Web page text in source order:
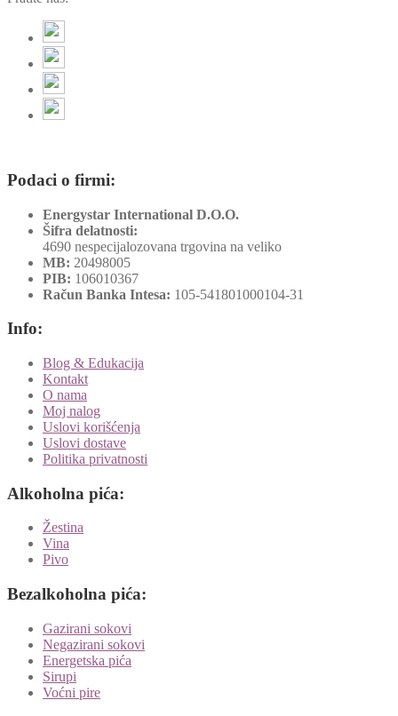
Podaci o firmi:
Energystar International D.O.O.
Šifra delatnosti:
4690 nespecijalozovana trgovina na veliko
MB: 20498005
PIB: 106010367
Račun Banka Intesa: 105-541801000104-31
Info:
Blog & Edukacija
Kontakt
O nama
Moj nalog
Uslovi korišćenja
Uslovi dostave
Politika privatnosti
Alkoholna pića:
Žestina
Vina
Pivo
Bezalkoholna pića:
Gazirani sokovi
Negazirani sokovi
Energetska pića
Sirupi
Voćni pire